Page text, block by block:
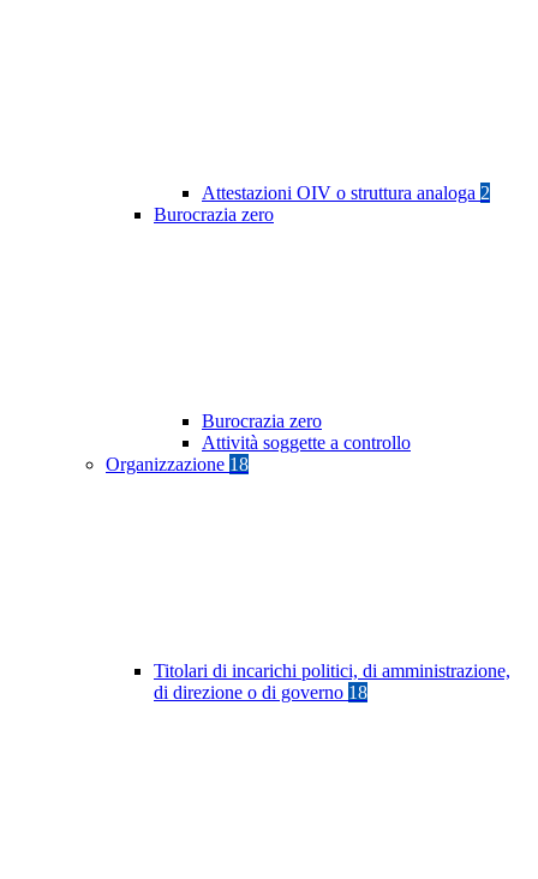
Attestazioni OIV o struttura analoga 2
Burocrazia zero
Burocrazia zero
Attività soggette a controllo
Organizzazione 18
Titolari di incarichi politici, di amministrazione,
di direzione o di governo 18